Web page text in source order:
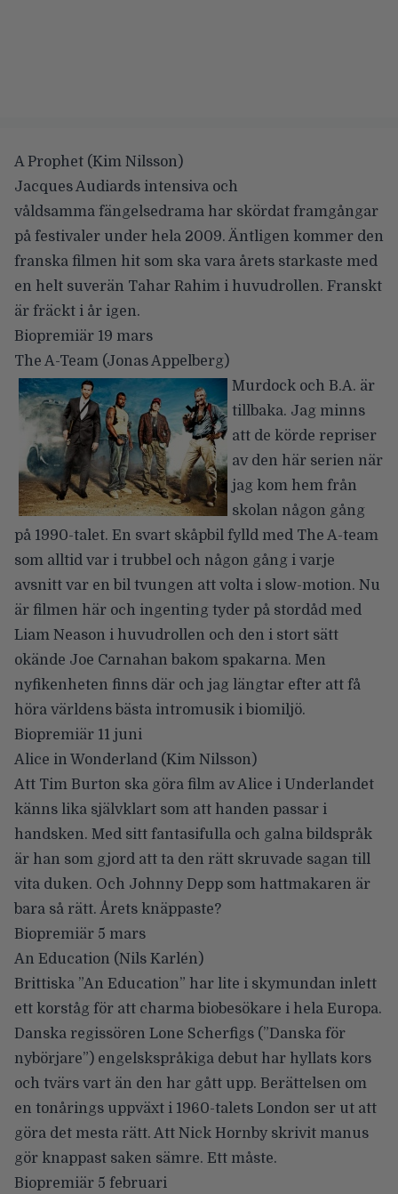
A Prophet (Kim Nilsson)
Jacques Audiards intensiva och
våldsamma fängelsedrama har skördat framgångar
på festivaler under hela 2009. Äntligen kommer den
franska filmen hit som ska vara årets starkaste med
en helt suverän Tahar Rahim i huvudrollen. Franskt
är fräckt i år igen.
Biopremiär 19 mars
The A-Team (Jonas Appelberg)
Murdock och B.A. är
tillbaka. Jag minns
att de körde repriser
av den här serien när
jag kom hem från
skolan någon gång
på 1990-talet. En svart skåpbil fylld med The A-team
som alltid var i trubbel och någon gång i varje
avsnitt var en bil tvungen att volta i slow-motion. Nu
är filmen här och ingenting tyder på stordåd med
Liam Neason i huvudrollen och den i stort sätt
okände Joe Carnahan bakom spakarna. Men
nyfikenheten finns där och jag längtar efter att få
höra världens bästa intromusik i biomiljö.
Biopremiär 11 juni
Alice in Wonderland (Kim Nilsson)
Att Tim Burton ska göra film av Alice i Underlandet
känns lika självklart som att handen passar i
handsken. Med sitt fantasifulla och galna bildspråk
är han som gjord att ta den rätt skruvade sagan till
vita duken. Och Johnny Depp som hattmakaren är
bara så rätt. Årets knäppaste?
Biopremiär 5 mars
An Education (Nils Karlén)
Brittiska ”An Education” har lite i skymundan inlett
ett korståg för att charma biobesökare i hela Europa.
Danska regissören Lone Scherfigs (”Danska för
nybörjare”) engelskspråkiga debut har hyllats kors
och tvärs vart än den har gått upp. Berättelsen om
en tonårings uppväxt i 1960-talets London ser ut att
göra det mesta rätt. Att Nick Hornby skrivit manus
gör knappast saken sämre. Ett måste.
Biopremiär 5 februari